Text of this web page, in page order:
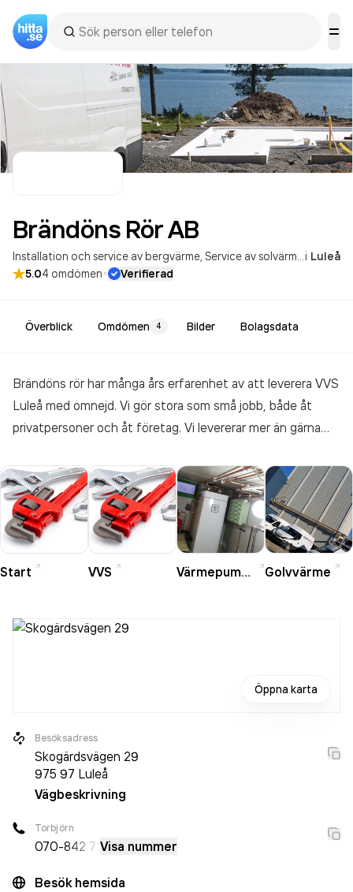
Brändöns RörAB
Installation och service av bergvärme Service av solvärme och vindkraft i Luleå
5.04 omdömen· Verifierad
Överblick Omdömen 4 Bilder Bolagsdata
Brändöns rör har många års erfarenhet av att leverera VVS
Luleå med omnejd. Vi gör stora som små jobb, både åt
privatpersoner och åt företag. Vi levererar mer än gärna
oss redan idag för en offert!
Start VVS Värmepumpar Golvvärme
Öppna karta
Besöksadress
Skogärdsvägen 29
975 97 Luleå
Vägbeskrivning
Torbjörn
070-842 71 Visa nummer
Besök hemsida